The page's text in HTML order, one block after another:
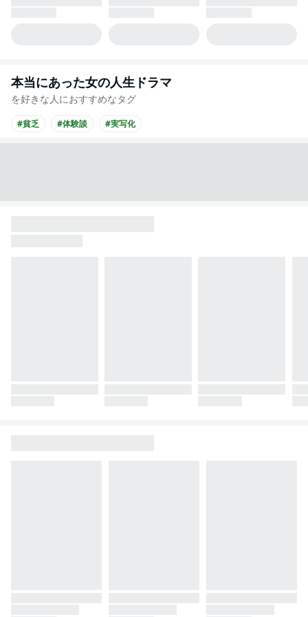
本当にあった女の人生ドラマ
を好きな人におすすめなタグ
#貧乏 #体験談 #実写化